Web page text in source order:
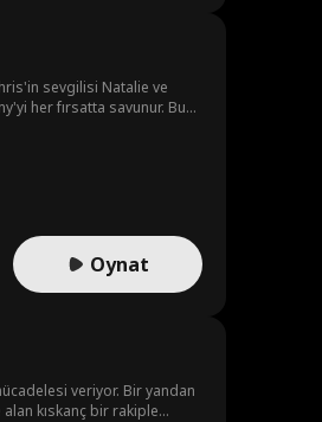
sevgilisi Natalie ve
her fırsatta savunur. Bu
Oynat
veriyor. Bir yandan
kıskanç bir rakiple